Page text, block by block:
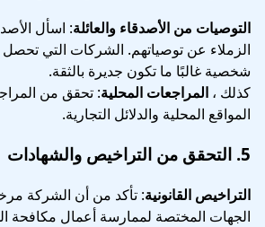
التوصيات من الأصدقاء والعائلة: اسأل
الزملاء عن توصياتهم. الشركات التي
شخصية غالبًا ما تكون جديرة بالثقة.
كذلك ، المراجعات المحلية: تحقق من
المواقع المحلية والدلائل التجارية.
5. التحقق من التراخيص والشهادات
التراخيص القانونية: تأكد من أن الشركة
الجهات المختصة لممارسة أعمال مكافحة